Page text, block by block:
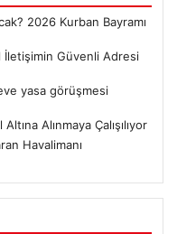
2026 Kurban Bayramı
Güvenli Adresi
yasa görüşmesi
Alınmaya Çalışılıyor
Havalimanı